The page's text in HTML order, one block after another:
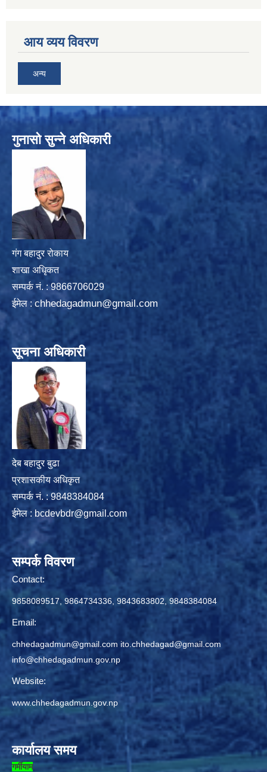
आय व्यय विवरण
अन्य
गुनासो सुन्ने अधिकारी
गंग बहादुर रोकाय
शाखा अधिृकत
सम्पर्क न‌ं. : 9866706029
ईमेल : chhedagadmun@gmail.com
सूचना अधिकारी
देब बहादुर बुढा
प्रशासकीय अधिकृत
सम्पर्क नं. : 9848384084
ईमेल : bcdevbdr@gmail.com
सम्पर्क विवरण
Contact:
9858089517, 9864734336, 9843683802, 9848384084
Email:
chhedagadmun@gmail.com ito.chhedagad@gmail.com
info@chhedagadmun.gov.np
Website:
www.chhedagadmun.gov.np
कार्यालय समय
गर्मीयाम